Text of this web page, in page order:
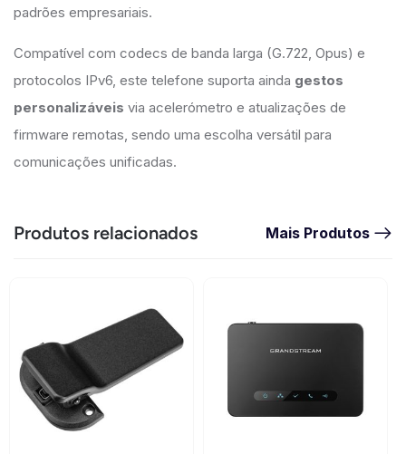
padrões empresariais.
Compatível com codecs de banda larga (G.722, Opus) e
protocolos IPv6, este telefone suporta ainda gestos
personalizáveis via acelerómetro e atualizações de
firmware remotas, sendo uma escolha versátil para
comunicações unificadas.
Produtos relacionados Mais Produtos